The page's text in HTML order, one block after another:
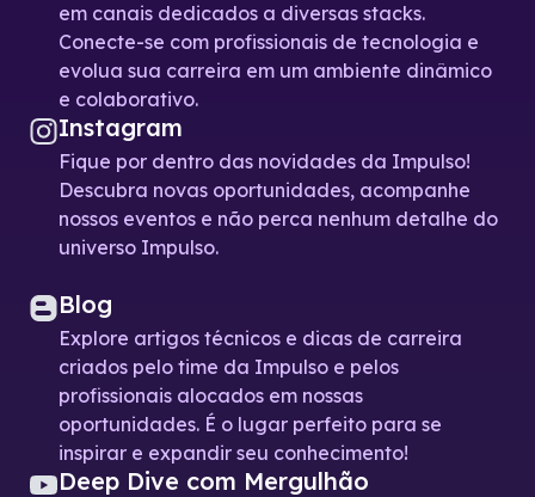
em canais dedicados a diversas stacks.
Conecte-se com profissionais de tecnologia e
evolua sua carreira em um ambiente dinâmico
e colaborativo.
Instagram
Fique por dentro das novidades da Impulso!
Descubra novas oportunidades, acompanhe
nossos eventos e não perca nenhum detalhe do
universo Impulso.
Blog
Explore artigos técnicos e dicas de carreira
criados pelo time da Impulso e pelos
profissionais alocados em nossas
oportunidades. É o lugar perfeito para se
inspirar e expandir seu conhecimento!
Deep Dive com Mergulhão